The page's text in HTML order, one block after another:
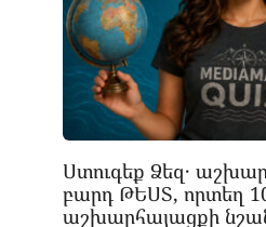
Ստուգեք Ձեզ․
բարդ ԹԵՍՏ, որտեղ
աշխարհայացքի